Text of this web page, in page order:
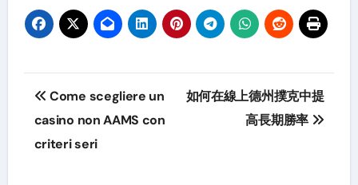
Post
navigation
Come scegliere un
casino non AAMS con
criteri seri
如何在線上德州撲克中提
高長期勝率